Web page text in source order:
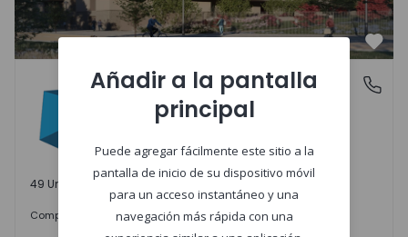
Águas Santas, PortoPLENO JARDIM
Águas Santas, Porto
49 Unidades disponibles
Comprar 242.000 €
Añadir a la pantalla
principal
Puede agregar fácilmente este sitio a la
pantalla de inicio de su dispositivo móvil
para un acceso instantáneo y una
navegación más rápida con una